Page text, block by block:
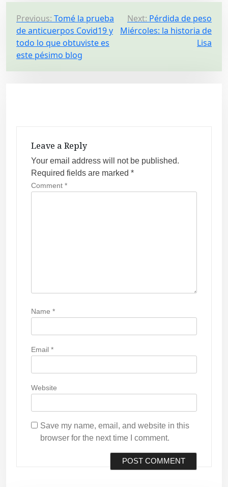
P
o
s
t
Previous: Tomé la prueba
de anticuerpos Covid19 y
todo lo que obtuviste es
este pésimo blog
Next: Pérdida de peso
Miércoles: la historia de
Lisa
Leave a Reply
Your email address will not be published.
Required fields are marked *
Comment *
Name *
Email *
Website
Save my name, email, and website in this
browser for the next time I comment.